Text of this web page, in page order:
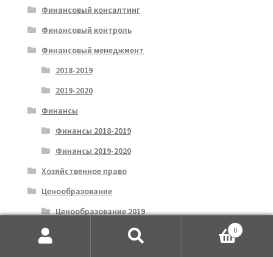
Финансовый консалтинг
Финансовый контроль
Финансовый менеджмент
2018-2019
2019-2020
Финансы
Финансы 2018-2019
Финансы 2019-2020
Хозяйственное право
Ценообразование
Ценообразование 2019
Ценообразование 2020
0